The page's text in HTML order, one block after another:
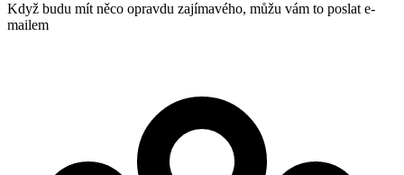
Když budu mít něco opravdu zajímavého, můžu vám to poslat e-
mailem